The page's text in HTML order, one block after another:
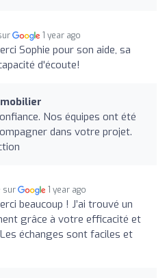
1 year ago
Sophie pour son aide, sa
d'écoute!
Nos équipes ont été
dans votre projet.
sur 1 year ago
beaucoup ! J’ai trouvé un
grâce à votre efficacité et
échanges sont faciles et